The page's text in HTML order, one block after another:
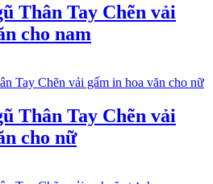
Thân Tay Chẽn vải
cho nam
Thân Tay Chẽn vải
cho nữ